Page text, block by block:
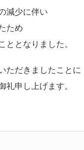
減少に伴い
ため
となりました。
ただきましたことに
礼申し上げます。